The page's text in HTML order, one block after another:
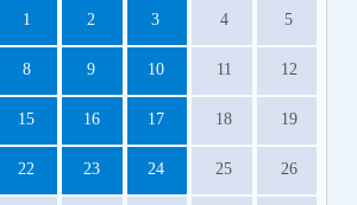
1 2 3 4 5
8 9 10 11 12
15 16 17 18 19
22 23 24 25 26